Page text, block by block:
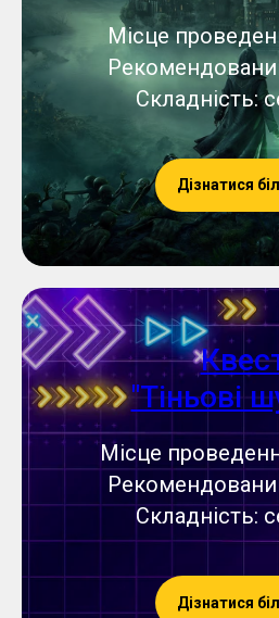
Місце
Складність:
Дізнатися
"Тіньові
Місце
Складність:
Дізнатися